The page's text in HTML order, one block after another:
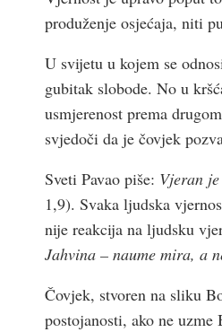
produženje osjećaja, niti
U svijetu u kojem se
gubitak slobode. No u
usmjerenost prema
svjedoči da je čovjek
Sveti Pavao piše: Vjeran
1,9). Svaka ljudska
nije reakcija na ljudsku
Jahvina – naume mira, a
Čovjek, stvoren na sliku
postojanosti, ako ne